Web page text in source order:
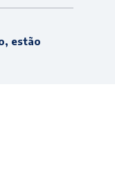
estão